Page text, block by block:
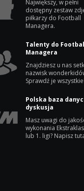
Największy, w pełni
dostępny zestaw
piłkarzy do Football
Managera.
Talenty do
Managera
Znajdziesz u nas
nazwisk
Sprawdź je
Polska baza
dyskusja
Masz uwagi do
wykonania
lub 1. ligi? Napisz